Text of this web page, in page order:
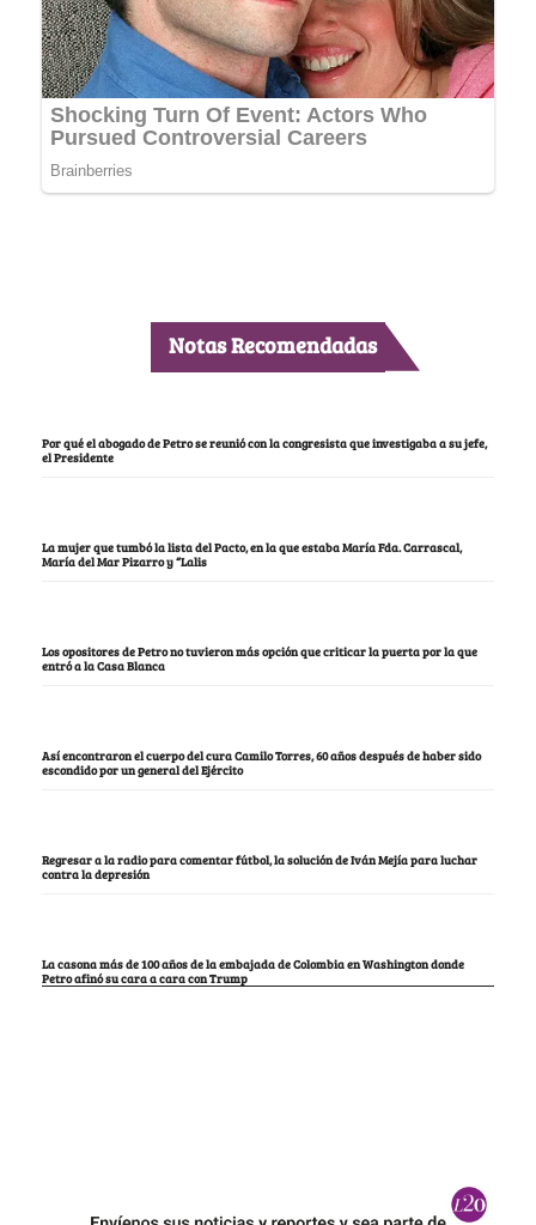
Notas Recomendadas
Por qué el abogado de Petro se reunió con la congresista que investigaba a su jefe,
el Presidente
La mujer que tumbó la lista del Pacto, en la que estaba María Fda. Carrascal,
María del Mar Pizarro y “Lalis
Los opositores de Petro no tuvieron más opción que criticar la puerta por la que
entró a la Casa Blanca
Así encontraron el cuerpo del cura Camilo Torres, 60 años después de haber sido
escondido por un general del Ejército
Regresar a la radio para comentar fútbol, la solución de Iván Mejía para luchar
contra la depresión
La casona más de 100 años de la embajada de Colombia en Washington donde
Petro afinó su cara a cara con Trump